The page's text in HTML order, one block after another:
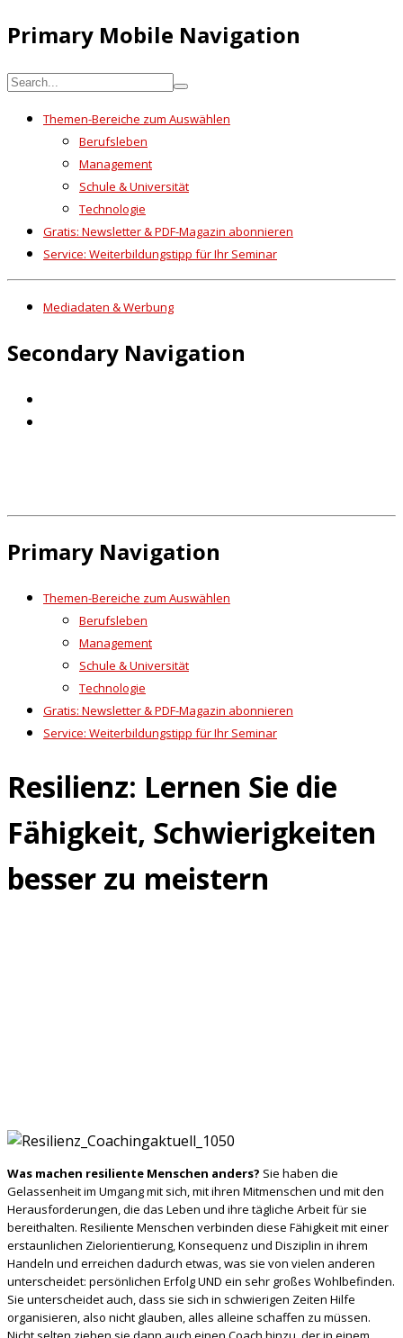
Primary Mobile Navigation
Themen-Bereiche zum Auswählen
Berufsleben
Management
Schule & Universität
Technologie
Gratis: Newsletter & PDF-Magazin abonnieren
Service: Weiterbildungstipp für Ihr Seminar
Mediadaten & Werbung
Secondary Navigation
Primary Navigation
Themen-Bereiche zum Auswählen
Berufsleben
Management
Schule & Universität
Technologie
Gratis: Newsletter & PDF-Magazin abonnieren
Service: Weiterbildungstipp für Ihr Seminar
Resilienz: Lernen Sie die
Fähigkeit, Schwierigkeiten
besser zu meistern
Was machen resiliente Menschen anders? Sie haben die
Gelassenheit im Umgang mit sich, mit ihren Mitmenschen und mit den
Herausforderungen, die das Leben und ihre tägliche Arbeit für sie
bereithalten. Resiliente Menschen verbinden diese Fähigkeit mit einer
erstaunlichen Zielorientierung, Konsequenz und Disziplin in ihrem
Handeln und erreichen dadurch etwas, was sie von vielen anderen
unterscheidet: persönlichen Erfolg UND ein sehr großes Wohlbefinden.
Sie unterscheidet auch, dass sie sich in schwierigen Zeiten Hilfe
organisieren, also nicht glauben, alles alleine schaffen zu müssen.